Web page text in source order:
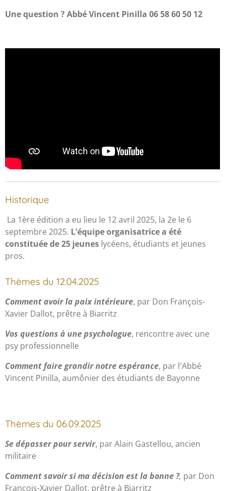
Une question ? Abbé Vincent Pinilla 06 58 60 50 12
Historique
La 1ère édition a eu lieu le 12 avril 2025, la 2e le 6
septembre 2025. L'équipe organisatrice a été
constituée de 25 jeunes lycéens, étudiants et jeunes
pros.
Thèmes du 12.04.2025
Comment avoir la paix intérieure, par Don François-
Xavier Dallot, prêtre à Biarritz
Vos questions à unepsychologue, rencontre avec une
psy professionnelle
Comment faire grandir notre espérance, par l'Abbé
Vincent Pinilla, aumônier des étudiants de Bayonne
Thèmes du 06.09.2025
Se dépasser pour servir, par Alain Gastellou, ancien
militaire
Comment savoir si ma décision est la bonne ?, par Don
François-Xavier Dallot, prêtre à Biarritz